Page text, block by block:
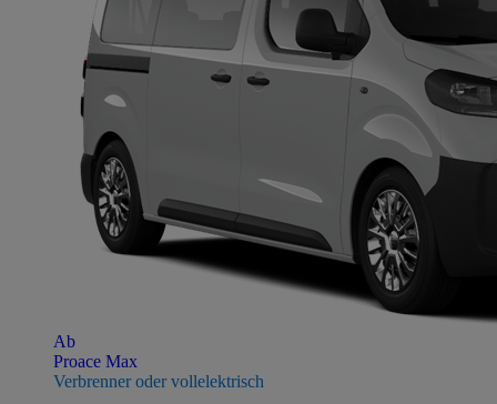
Ab
Proace Max
Verbrenner oder vollelektrisch